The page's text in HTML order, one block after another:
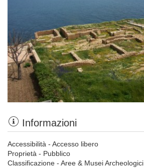
Informazioni
Accessibilità - Accesso libero
Proprietà - Pubblico
Classificazione - Aree & Musei Archeologici